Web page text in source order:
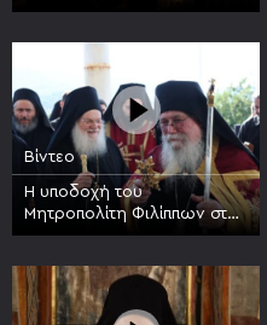
Βατοπαιδίου κατά την
Βίντεο
Η υποδοχή του
Μητροπολίτη Φιλίππων στην
Ιερά Μεγίστη Μονή